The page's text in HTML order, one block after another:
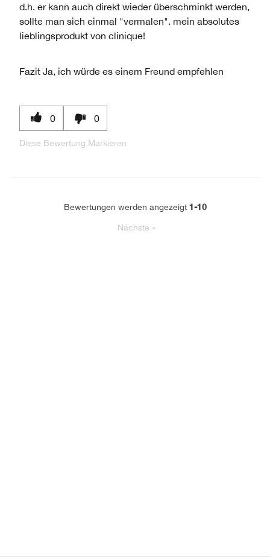
d.h. er kann auch direkt wieder überschminkt werden,
sollte man sich einmal "vermalen". mein absolutes
lieblingsprodukt von clinique!
Fazit Ja, ich würde es einem Freund empfehlen
0 0
Diese Bewertung Markieren
Bewertungen werden angezeigt 1-10
Nächste »